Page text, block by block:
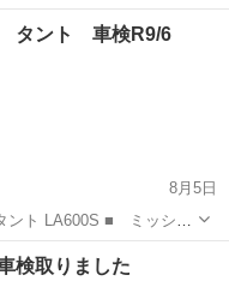
レード名： Ｄ ／盗難
チェーン ■ 排気量：
タント 車検R9/6
8月5日
ト LA600S ■ ミッショ
式（年）： 平成26年
ます) ■ ...
ミッション
検取りました